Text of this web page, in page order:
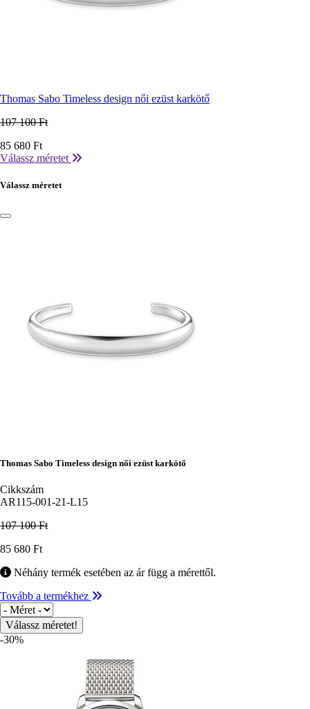
Thomas Sabo Timeless design női ezüst karkötő
107 100 Ft
Ár
85 680 Ft
Válassz méretet
Válassz méretet
Thomas Sabo Timeless design női ezüst karkötő
Cikkszám
AR115-001-21-L15
107 100 Ft
Ár
85 680 Ft
Néhány termék esetében az ár függ a mérettől.
Tovább a termékhez
Méret
-30%